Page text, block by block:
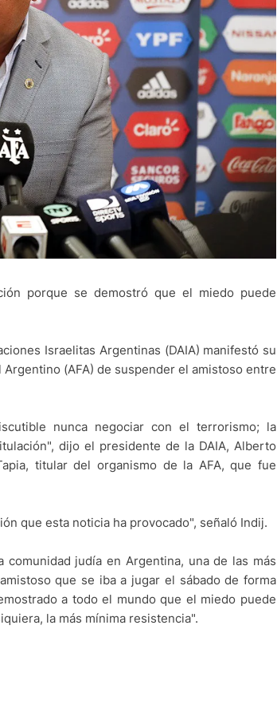
porque se demostró que el miedo puede
Israelitas Argentinas (DAIA) manifestó su
(AFA) de suspender el amistoso entre
nunca negociar con el terrorismo; la
dijo el presidente de la DAIA, Alberto
titular del organismo de la AFA, que fue
que esta noticia ha provocado", señaló Indij.
judía en Argentina, una de las más
que se iba a jugar el sábado de forma
a todo el mundo que el miedo puede
la más mínima resistencia".